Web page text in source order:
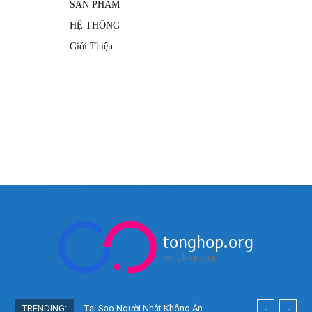
SẢN PHẨM
HỆ THỐNG
Giới Thiệu
tonghop.org
tonghop.org
TRENDING: Tại Sao Người Nhật Không Ăn